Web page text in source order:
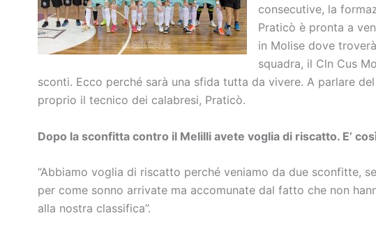
consecutive, la
Praticò è pronta a
in Molise dove
squadra, il Cln Cus
sconti. Ecco perché sarà una sfida tutta da vivere. A parlare
proprio il tecnico dei calabresi, Praticò.
Dopo la sconfitta contro il Melilli avete voglia di riscatto. E’
“Abbiamo voglia di riscatto perché veniamo da due sconfitte,
per come sonno arrivate ma accomunate dal fatto che non
alla nostra classifica”.